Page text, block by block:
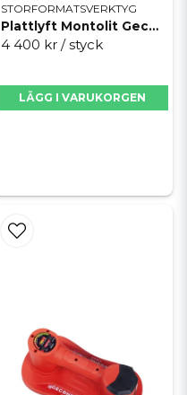
STORFORMATSVERKTYG
Plattlyft Montolit Geco E-Power
4 400 kr / styck
LÄGG I VARUKORGEN